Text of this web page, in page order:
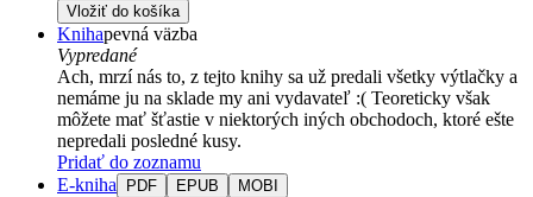
Vložiť do košíka
Knihapevná väzba
Vypredané
Ach, mrzí nás to, z tejto knihy sa už predali všetky výtlačky a
nemáme ju na sklade my ani vydavateľ :( Teoreticky však
môžete mať šťastie v niektorých iných obchodoch, ktoré ešte
nepredali posledné kusy.
Pridať do zoznamu
E-kniha
PDF EPUB MOBI